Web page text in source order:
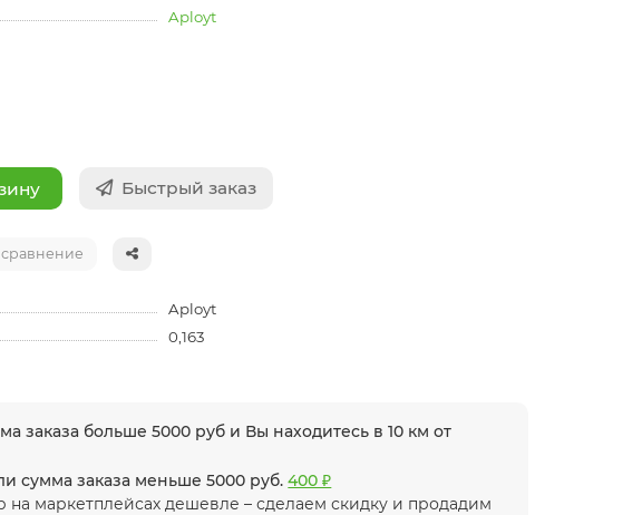
Aployt
Быстрый заказ
Aployt
0,163
заказа больше 5000 руб и Вы находитесь в 10 км от
сумма заказа меньше 5000 руб.400 ₽
маркетплейсах дешевле – сделаем скидку и продадим